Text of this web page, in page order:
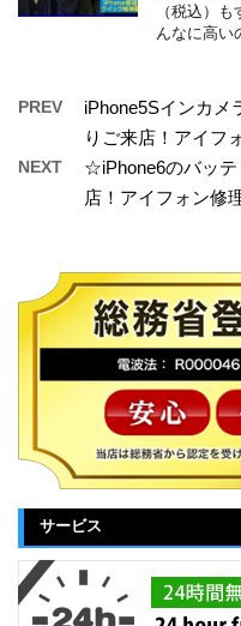
（税込）
んなに高い
PREV
iPhone5Sインカメ
りご来店！アイフ
NEXT
☆iPhone6のバッ
店！アイフォン修
サービス